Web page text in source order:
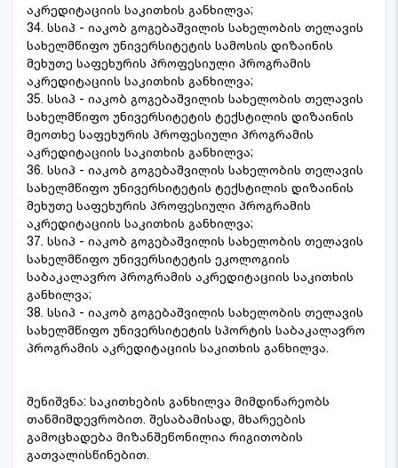
აკრედიტაციის საკითხის განხილვა;
34. სსიპ - იაკობ გოგებაშვილის სახელობის თელავის
სახელმწიფო უნივერსიტეტის სამოსის დიზაინის
მეხუთე საფეხურის პროფესიული პროგრამის
აკრედიტაციის საკითხის განხილვა;
35. სსიპ - იაკობ გოგებაშვილის სახელობის თელავის
სახელმწიფო უნივერსიტეტის ტექსტილის დიზაინის
მეოთხე საფეხურის პროფესიული პროგრამის
აკრედიტაციის საკითხის განხილვა;
36. სსიპ - იაკობ გოგებაშვილის სახელობის თელავის
სახელმწიფო უნივერსიტეტის ტექსტილის დიზაინის
მეხუთე საფეხურის პროფესიული პროგრამის
აკრედიტაციის საკითხის განხილვა;
37. სსიპ - იაკობ გოგებაშვილის სახელობის თელავის
სახელმწიფო უნივერსიტეტის ეკოლოგიის
საბაკალავრო პროგრამის აკრედიტაციის საკითხის
განხილვა;
38. სსიპ - იაკობ გოგებაშვილის სახელობის თელავის
სახელმწიფო უნივერსიტეტის სპორტის საბაკალავრო
პროგრამის აკრედიტაციის საკითხის განხილვა.
შენიშვნა: საკითხების განხილვა მიმდინარეობს
თანმიმდევრობით. შესაბამისად, მხარეების
გამოცხადება მიზანშეწონილია რიგითობის
გათვალისწინებით.